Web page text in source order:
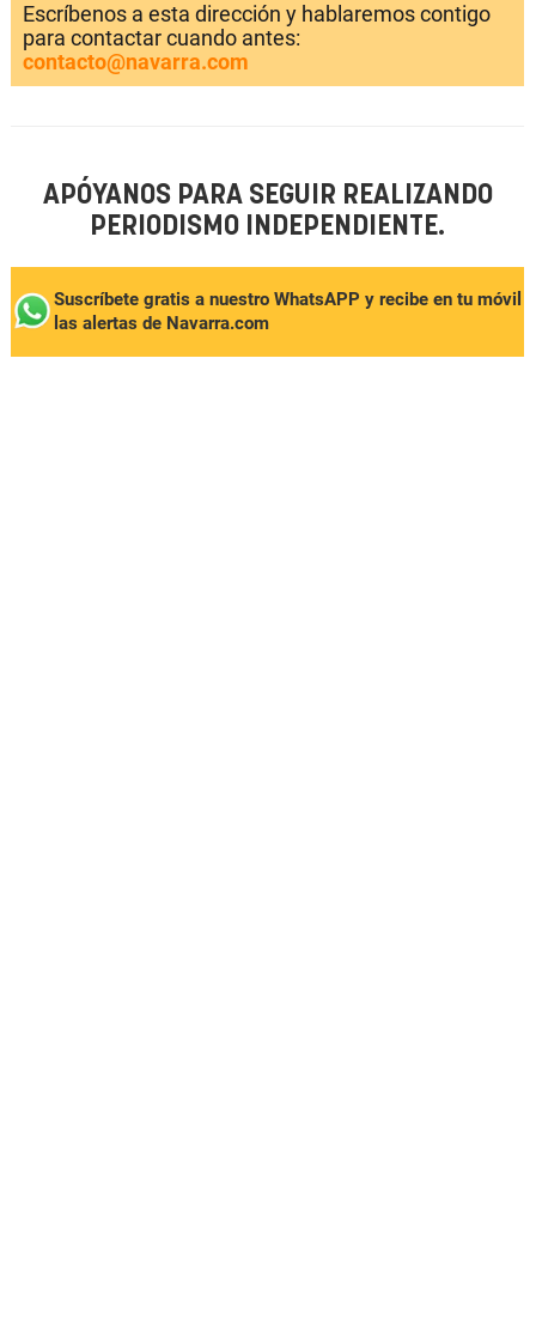
Escríbenos a esta dirección y hablaremos contigo
para contactar cuando antes:
contacto@navarra.com
APÓYANOS PARA SEGUIR REALIZANDO
PERIODISMO INDEPENDIENTE.
Suscríbete gratis a nuestro WhatsAPP y recibe en tu móvil
las alertas de Navarra.com